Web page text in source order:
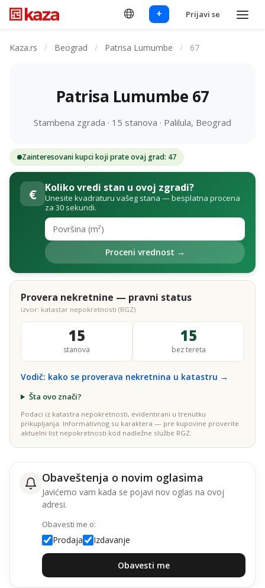
+ Prijavi se
Kaza.rs / Beograd / Patrisa Lumumbe / 67
Patrisa Lumumbe 67
Stambena zgrada · 15 stanova · Palilula, Beograd
Zainteresovani kupci koji prate ovaj grad: 47
€ Koliko vredi stan u ovoj zgradi?
Unesite kvadraturu vašeg stana — besplatna procena
za 30 sekundi.
Proceni vrednost →
Provera nekretnine — pravni status
izvor: katastar nepokretnosti (RGZ)
15
stanova
15
bez tereta
Vodič: kako se proverava nekretnina u katastru →
Šta ovo znači?
Podaci iz katastra nepokretnosti, evidentirani u trenutku
prikupljanja. Informativnog su karaktera — pre kupovine proverite
aktuelni list nepokretnosti kod nadležne službe RGZ.
Obaveštenja o novim oglasima
Javićemo vam kada se pojavi nov oglas na ovoj
adresi.
Obavesti me o:
Prodaja Izdavanje
Obavesti me